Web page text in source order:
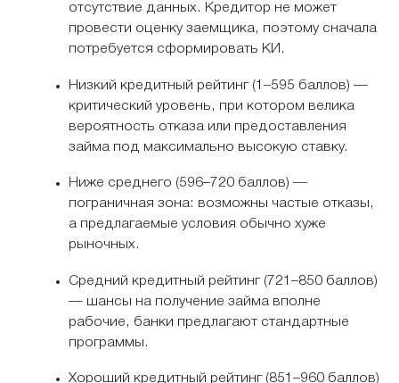
отсутствие данных. Кредитор не может
провести оценку заемщика, поэтому сначала
потребуется сформировать КИ.
Низкий кредитный рейтинг (1–595 баллов) —
критический уровень, при котором велика
вероятность отказа или предоставления
займа под максимально высокую ставку.
Ниже среднего (596–720 баллов) —
пограничная зона: возможны частые отказы,
а предлагаемые условия обычно хуже
рыночных.
Средний кредитный рейтинг (721–850 баллов)
— шансы на получение займа вполне
рабочие, банки предлагают стандартные
программы.
Хороший кредитный рейтинг (851–960 баллов)